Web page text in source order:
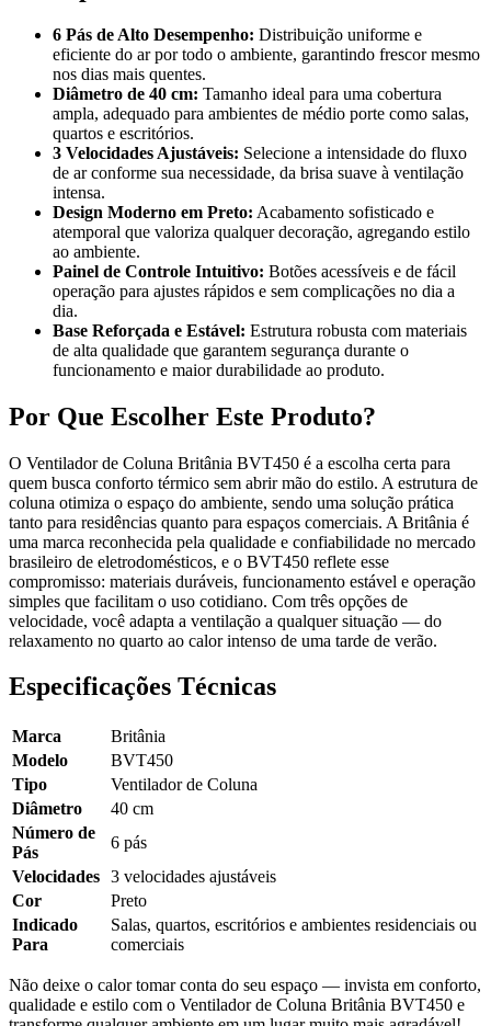
6 Pás de Alto Desempenho: Distribuição uniforme e
eficiente do ar por todo o ambiente, garantindo frescor mesmo
nos dias mais quentes.
Diâmetro de 40 cm: Tamanho ideal para uma cobertura
ampla, adequado para ambientes de médio porte como salas,
quartos e escritórios.
3 Velocidades Ajustáveis: Selecione a intensidade do fluxo
de ar conforme sua necessidade, da brisa suave à ventilação
intensa.
Design Moderno em Preto: Acabamento sofisticado e
atemporal que valoriza qualquer decoração, agregando estilo
ao ambiente.
Painel de Controle Intuitivo: Botões acessíveis e de fácil
operação para ajustes rápidos e sem complicações no dia a
dia.
Base Reforçada e Estável: Estrutura robusta com materiais
de alta qualidade que garantem segurança durante o
funcionamento e maior durabilidade ao produto.
Por Que Escolher Este Produto?
O Ventilador de Coluna Britânia BVT450 é a escolha certa para
quem busca conforto térmico sem abrir mão do estilo. A estrutura de
coluna otimiza o espaço do ambiente, sendo uma solução prática
tanto para residências quanto para espaços comerciais. A Britânia é
uma marca reconhecida pela qualidade e confiabilidade no mercado
brasileiro de eletrodomésticos, e o BVT450 reflete esse
compromisso: materiais duráveis, funcionamento estável e operação
simples que facilitam o uso cotidiano. Com três opções de
velocidade, você adapta a ventilação a qualquer situação — do
relaxamento no quarto ao calor intenso de uma tarde de verão.
Especificações Técnicas
Marca
Britânia
Modelo
BVT450
Tipo
Ventilador de Coluna
Diâmetro
40 cm
Número de
Pás
6 pás
Velocidades 3 velocidades ajustáveis
Cor
Preto
Indicado
Para
Salas, quartos, escritórios e ambientes residenciais ou
comerciais
Não deixe o calor tomar conta do seu espaço — invista em conforto,
qualidade e estilo com o Ventilador de Coluna Britânia BVT450 e